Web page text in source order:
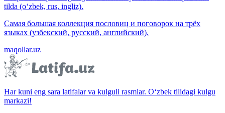
tilda (o‘zbek, rus, ingliz).
Самая большая коллекция пословиц и поговорок на трёх
языках (узбекский, русский, английский).
maqollar.uz
Har kuni eng sara latifalar va kulguli rasmlar. O‘zbek tilidagi kulgu
markazi!